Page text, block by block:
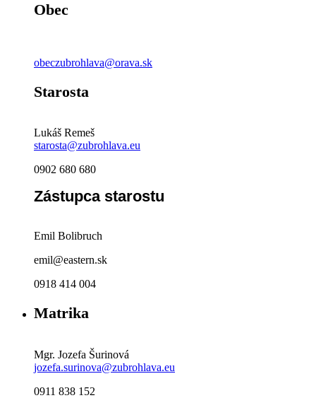
Obec
obeczubrohlava@orava.sk
Starosta
Lukáš Remeš
starosta@zubrohlava.eu
0902 680 680
Zástupca starostu
Emil Bolibruch
emil@eastern.sk
0918 414 004
Matrika
Mgr. Jozefa Šurinová
jozefa.surinova@zubrohlava.eu
0911 838 152